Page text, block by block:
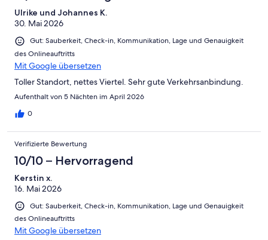
Ulrike und Johannes K.
30. Mai 2026
Gut: Sauberkeit, Check-in, Kommunikation, Lage und Genauigkeit
des Onlineauftritts
Mit Google übersetzen
Toller Standort, nettes Viertel. Sehr gute Verkehrsanbindung.
Aufenthalt von 5 Nächten im April 2026
0
Verifizierte Bewertung
10/10 – Hervorragend
Kerstin x.
16. Mai 2026
Gut: Sauberkeit, Check-in, Kommunikation, Lage und Genauigkeit
des Onlineauftritts
Mit Google übersetzen